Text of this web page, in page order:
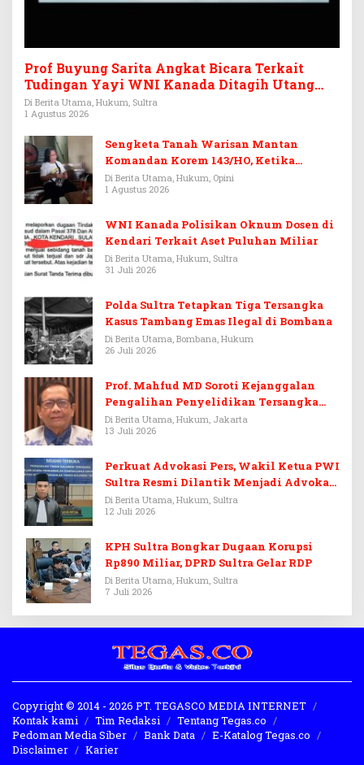
Prof Buyung Sarita Angkat Bicara Terkait
Tudingan Yayi WNI Kanada Ditagih Utang
Rp3,6 Miliar
Di Berita Utama, Hukum, Sultra
1 Agustus 2026
Sengketa Tanah Warisan Mantan
Komandan Korem 143/HO, Ketika
Warisan Menjadi Arena Pemerasan
Di Berita Utama, Hukum, Opini
1 Agustus 2026
WNI Kanada Polisikan Oknum Dosen di
Kendari Terkait Aset Puluhan Miliar
Di Berita Utama, Hukum, Sultra
31 Juli 2026
Polda Sultra Tetapkan Tiga Tersangka
Kasus Tambang Emas Ilegal di Bombana
Di Berita Utama, Bombana, Hukum
26 Juli 2026
Prof. Mahfud MD Soroti Kejanggalan
Pengalihan Penyelidikan Tersangka
Febrie Adriansyah
Di Berita Utama, Hukum, Jakarta
13 Juli 2026
Perkuat Advokasi Pers, Wakil Ketua PWI
Sultra Resmi Dilantik Menjadi Advokat
PERADI
Di Berita Utama, Hukum, Sultra
12 Juli 2026
KPH Sultra Bongkar Dugaan Korupsi
Rp890 Miliar, DPRD Sultra Gelar RDP
Di Berita Utama, Hukum, Sultra
7 Juli 2026
Copyright © 2014 - 2026 PT. TEGASCO MEDIA INTERNET
Kontak kami
Tim Redaksi
Tentang Tegas.co
Pedoman Media Siber
Bank Data
E-Katalog Tegas.co
Disclaimer
Karier